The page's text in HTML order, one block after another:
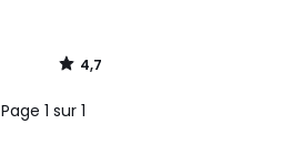
4,7
/
Page 1 sur 1